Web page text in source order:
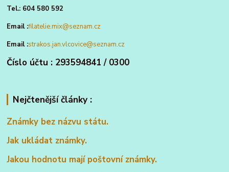
Tel.: 604 580 592
Email :filatelie.mix@seznam.cz
Email :strakos.jan.vlcovice@seznam.cz
Číslo účtu : 293594841 / 0300
Nejčtenější články :
Známky bez názvu státu.
Jak ukládat známky.
Jakou hodnotu mají poštovní známky.